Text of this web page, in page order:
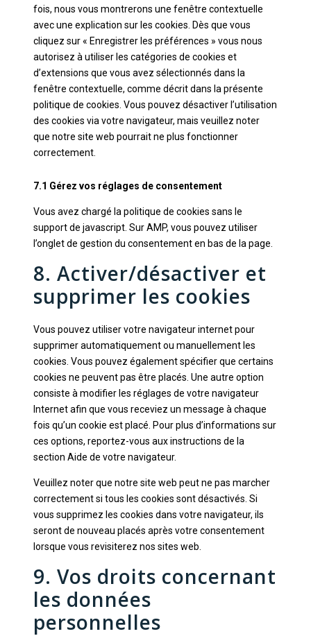
fois, nous vous montrerons une fenêtre contextuelle
avec une explication sur les cookies. Dès que vous
cliquez sur « Enregistrer les préférences » vous nous
autorisez à utiliser les catégories de cookies et
d’extensions que vous avez sélectionnés dans la
fenêtre contextuelle, comme décrit dans la présente
politique de cookies. Vous pouvez désactiver l’utilisation
des cookies via votre navigateur, mais veuillez noter
que notre site web pourrait ne plus fonctionner
correctement.
7.1 Gérez vos réglages de consentement
Vous avez chargé la politique de cookies sans le
support de javascript. Sur AMP, vous pouvez utiliser
l’onglet de gestion du consentement en bas de la page.
8. Activer/désactiver et
supprimer les cookies
Vous pouvez utiliser votre navigateur internet pour
supprimer automatiquement ou manuellement les
cookies. Vous pouvez également spécifier que certains
cookies ne peuvent pas être placés. Une autre option
consiste à modifier les réglages de votre navigateur
Internet afin que vous receviez un message à chaque
fois qu’un cookie est placé. Pour plus d’informations sur
ces options, reportez-vous aux instructions de la
section Aide de votre navigateur.
Veuillez noter que notre site web peut ne pas marcher
correctement si tous les cookies sont désactivés. Si
vous supprimez les cookies dans votre navigateur, ils
seront de nouveau placés après votre consentement
lorsque vous revisiterez nos sites web.
9. Vos droits concernant
les données
personnelles